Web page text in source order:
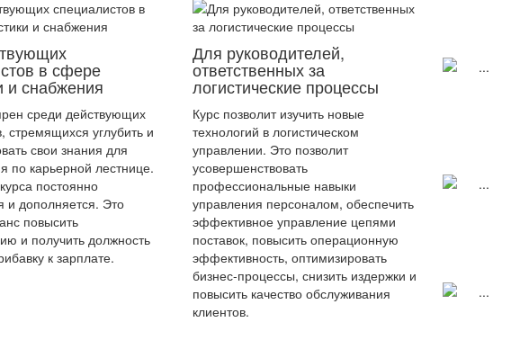
в сфере
и снабжения
среди действующих
стремящихся углубить и
свои знания для
по карьерной лестнице.
постоянно
и дополняется. Это
повысить
и получить должность
к зарплате.
Для руководителей,
ответственных за
логистические процессы
Курс позволит изучить новые
технологий в логистическом
управлении. Это позволит
усовершенствовать
профессиональные навыки
управления персоналом, обеспечить
эффективное управление цепями
поставок, повысить операционную
эффективность, оптимизировать
бизнес-процессы, снизить издержки и
повысить качество обслуживания
клиентов.